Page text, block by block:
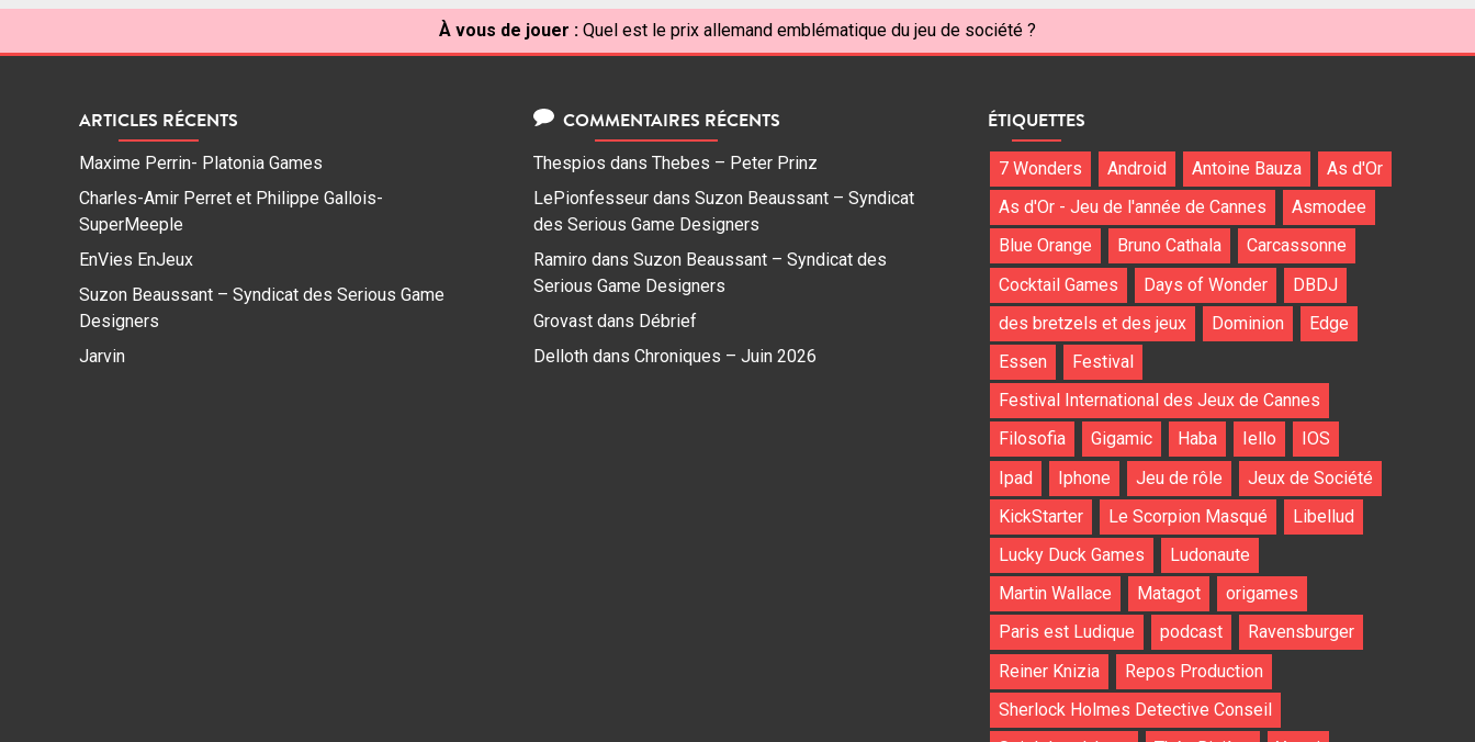
À vous de jouer : Quel est le prix allemand emblématique du jeu de société ?
ARTICLES RÉCENTS
Maxime Perrin- Platonia Games
Charles-Amir Perret et Philippe Gallois-
SuperMeeple
EnVies EnJeux
Suzon Beaussant – Syndicat des Serious Game
Designers
Jarvin
COMMENTAIRES RÉCENTS
Thespios dans Thebes – Peter Prinz
LePionfesseur dans Suzon Beaussant – Syndicat
des Serious Game Designers
Ramiro dans Suzon Beaussant – Syndicat des
Serious Game Designers
Grovast dans Débrief
Delloth dans Chroniques – Juin 2026
ÉTIQUETTES
7 Wonders Android Antoine Bauza
As d'Or
As d'Or - Jeu de l'année de Cannes
Asmodee
Blue Orange
Bruno Cathala
Carcassonne
Cocktail Games
Days of Wonder
DBDJ
des bretzels et des jeux
Dominion
Edge
Essen
Festival
Festival International des Jeux de Cannes
Filosofia
Gigamic Haba Iello
IOS
Ipad
Iphone Jeu de rôle
Jeux de Société
KickStarter
Le Scorpion Masqué
Libellud
Lucky Duck Games
Ludonaute
Martin Wallace
Matagot
origames
Paris est Ludique
podcast
Ravensburger
Reiner Knizia
Repos Production
Sherlock Holmes Detective Conseil